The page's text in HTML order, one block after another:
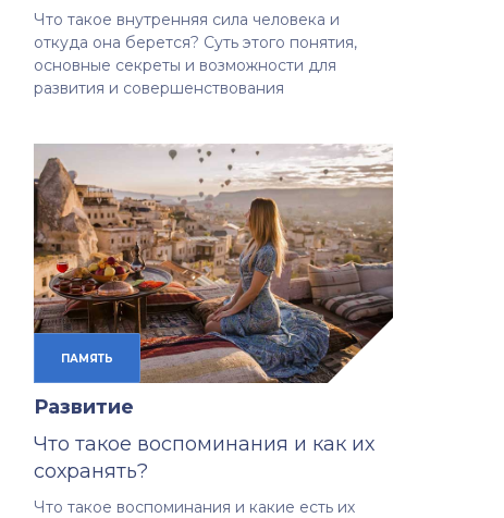
Что такое внутренняя сила человека и
откуда она берется? Суть этого понятия,
основные секреты и возможности для
развития и совершенствования
ПАМЯТЬ
Развитие
Что такое воспоминания и как их
сохранять?
Что такое воспоминания и какие есть их